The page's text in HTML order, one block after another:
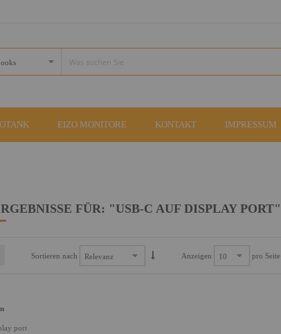
EIZO MONITORE KONTAKT IMPRESSUM
FÜR: "USB-C AUF DISPLAY PORT"
Sortieren nach Anzeigen pro Seite
port